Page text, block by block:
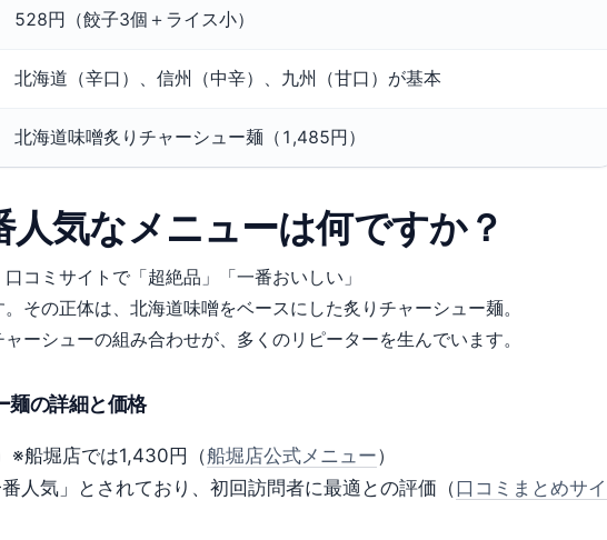
528円（餃子3個＋ライス小）
北海道（辛口）、信州（中辛）、九州（甘口）が基本
北海道味噌炙りチャーシュー麺（1,485円）
人気なメニューは何ですか？
コミサイトで「超絶品」「一番おいしい」
その正体は、北海道味噌をベースにした炙りチャーシュー麺。
ーシューの組み合わせが、多くのリピーターを生んでいます。
麺の詳細と価格
※船堀店では1,430円（船堀店公式メニュー）
人気」とされており、初回訪問者に最適との評価（口コミまとめサイ